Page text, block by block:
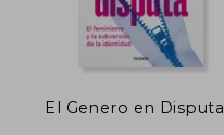
El Genero en Disputa